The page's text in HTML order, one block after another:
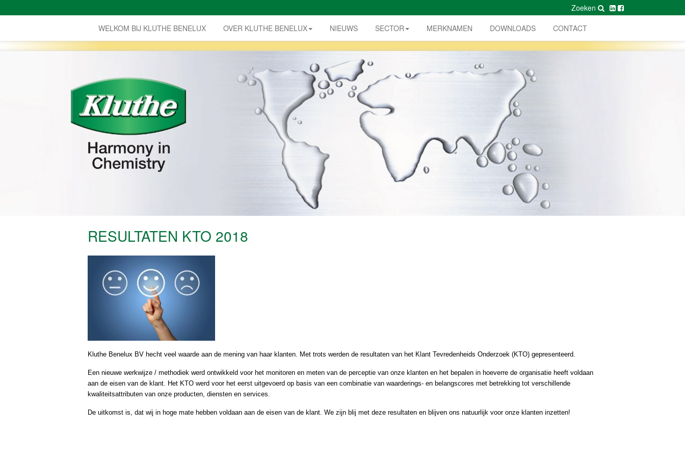
Zoeken
WELKOM BIJ KLUTHE BENELUX
OVER KLUTHE BENELUX NIEUWS SECTOR MERKNAMEN DOWNLOADS CONTACT
RESULTATEN KTO 2018
Kluthe Benelux BV hecht veel waarde aan de mening van haar klanten. Met trots werden de resultaten van het Klant Tevredenheids Onderzoek (KTO) gepresenteerd.
Een nieuwe werkwijze / methodiek werd ontwikkeld voor het monitoren en meten van de perceptie van onze klanten en het bepalen in hoeverre de organisatie heeft voldaan
aan de eisen van de klant. Het KTO werd voor het eerst uitgevoerd op basis van een combinatie van waarderings- en belangscores met betrekking tot verschillende
kwaliteitsattributen van onze producten, diensten en services.
De uitkomst is, dat wij in hoge mate hebben voldaan aan de eisen van de klant. We zijn blij met deze resultaten en blijven ons natuurlijk voor onze klanten inzetten!